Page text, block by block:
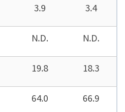
3.9 3.4
N.D. N.D.
19.8 18.3
64.0 66.9